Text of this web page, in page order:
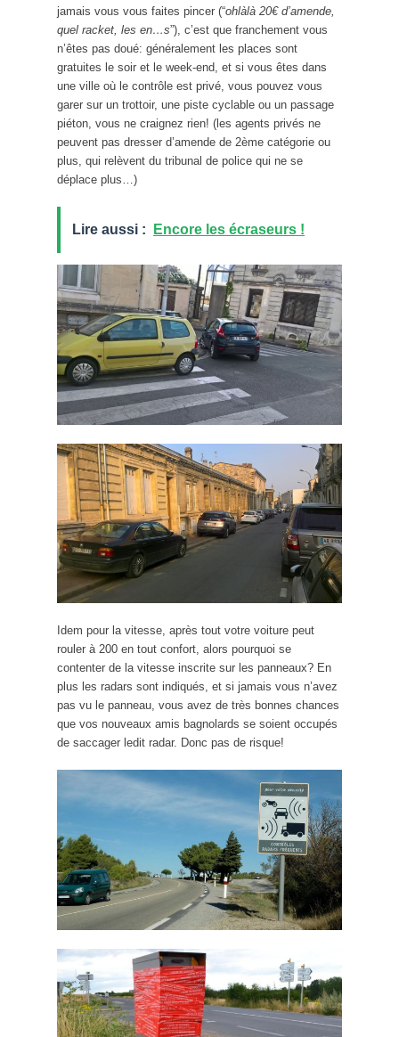
jamais vous vous faites pincer (“ohlàlà 20€ d’amende,
quel racket, les en…s”), c’est que franchement vous
n’êtes pas doué: généralement les places sont
gratuites le soir et le week-end, et si vous êtes dans
une ville où le contrôle est privé, vous pouvez vous
garer sur un trottoir, une piste cyclable ou un passage
piéton, vous ne craignez rien! (les agents privés ne
peuvent pas dresser d’amende de 2ème catégorie ou
plus, qui relèvent du tribunal de police qui ne se
déplace plus…)
Lire aussi : Encore les écraseurs !
Idem pour la vitesse, après tout votre voiture peut
rouler à 200 en tout confort, alors pourquoi se
contenter de la vitesse inscrite sur les panneaux? En
plus les radars sont indiqués, et si jamais vous n’avez
pas vu le panneau, vous avez de très bonnes chances
que vos nouveaux amis bagnolards se soient occupés
de saccager ledit radar. Donc pas de risque!